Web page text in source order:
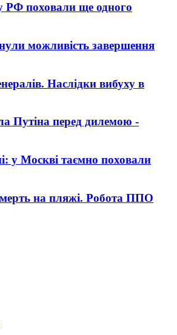
РФ поховали ще одного
можливість завершення
Наслідки вибуху в
Путіна перед дилемою -
у Москві таємно поховали
на пляжі. Робота ППО